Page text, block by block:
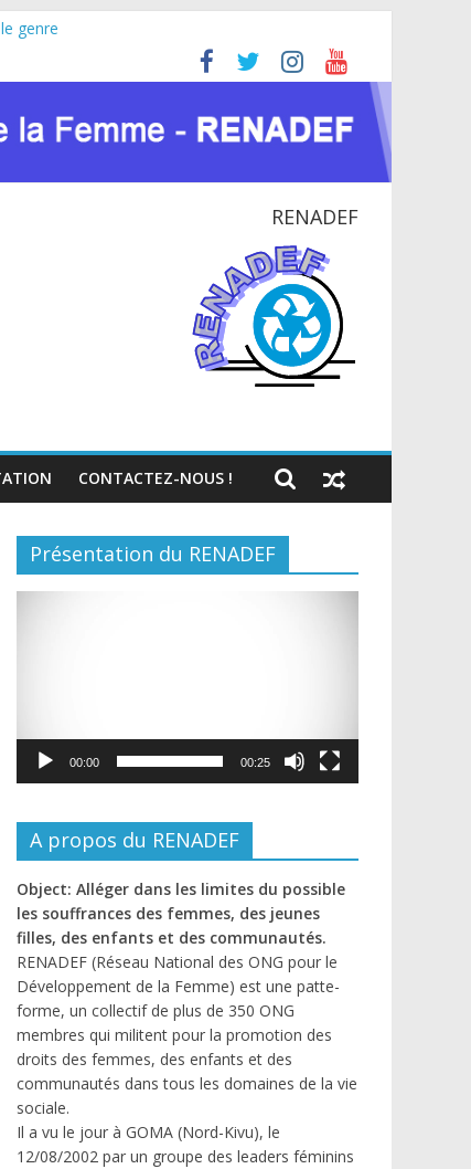
genre
pour la paix et le dialogue national
du VIH et des crises humanitaires
RENADEF
CONTACTEZ-NOUS !
Présentation du RENADEF
00:00 00:25
A propos du RENADEF
Object: Alléger dans les limites du possible
les souffrances des femmes, des jeunes
filles, des enfants et des communautés.
RENADEF (Réseau National des ONG pour le
Développement de la Femme) est une patte-
forme, un collectif de plus de 350 ONG
membres qui militent pour la promotion des
droits des femmes, des enfants et des
communautés dans tous les domaines de la vie
sociale.
Il a vu le jour à GOMA (Nord-Kivu), le
12/08/2002 par un groupe des leaders féminins